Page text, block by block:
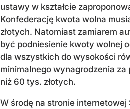
ustawy w kształcie
Konfederację kwota wolna
złotych. Natomiast zamiarem
być podniesienie kwoty wolnej
dla wszystkich do wysokości
minimalnego wynagrodzenia za
niż 60 tys. złotych.
W środę na stronie internetowej